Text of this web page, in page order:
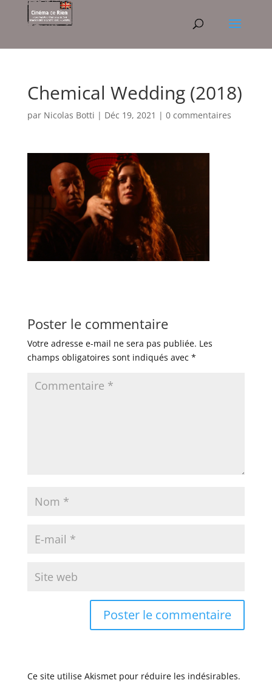
Chemical Wedding (2018)
par Nicolas Botti | Déc 19, 2021 | 0 commentaires
Poster le commentaire
Votre adresse e-mail ne sera pas publiée. Les
champs obligatoires sont indiqués avec *
Ce site utilise Akismet pour réduire les indésirables.